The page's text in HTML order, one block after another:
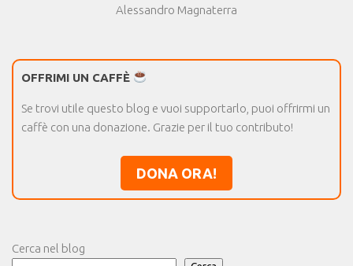
Alessandro Magnaterra
OFFRIMI UN CAFFÈ
Se trovi utile questo blog e vuoi supportarlo, puoi offrirmi un
caffè con una donazione. Grazie per il tuo contributo!
DONA ORA!
Cerca nel blog